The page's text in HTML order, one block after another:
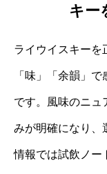
キー
ライウイスキーを
「味」「余韻」
です。風味のニュ
みが明確になり、
情報では試飲ノー